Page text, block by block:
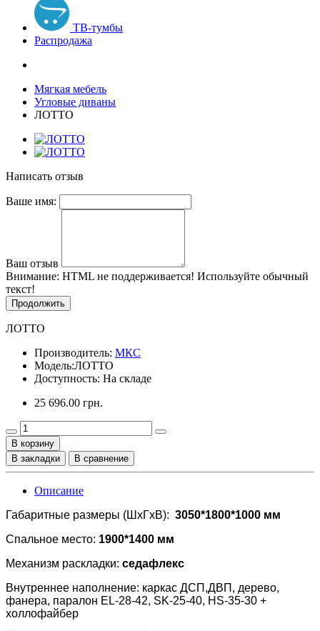
ТВ-тумбы
Распродажа
Мягкая мебель
Угловые диваны
ЛОТТО
Написать отзыв
Ваше имя:
Ваш отзыв
Внимание: HTML не поддерживается! Используйте обычный
текст!
Продолжить
ЛОТТО
Производитель: МКС
Модель:ЛОТТО
Доступность: На складе
25 696.00 грн.
В корзину
В закладки
В сравнение
Описание
Габаритные размеры (ШхГхВ): 3050*1800*1000 мм
Спальное место: 1900*1400 мм
Механизм раскладки: седафлекс
Внутреннее наполнение: каркас ДСП,ДВП, дерево,
фанера, паралон EL-28-42, SK-25-40, HS-35-30 +
холлофайбер